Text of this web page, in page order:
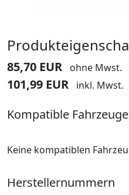
85,70 EUR ohne Mwst.
101,99 EUR inkl. Mwst.
Kompatible Fahrzeuge
Keine kompatiblen
Herstellernummern